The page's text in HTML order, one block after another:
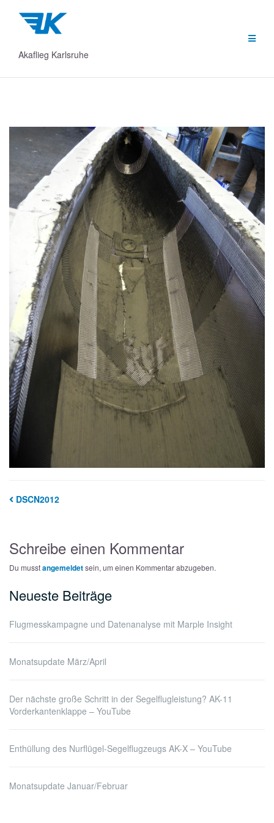
Inhalt
springen
Akaflieg Karlsruhe
DSCN2012
Schreibe einen Kommentar
Du musstangemeldetsein, um einen Kommentar abzugeben.
Neueste Beiträge
Flugmesskampagne und Datenanalyse mit Marple Insight
Monatsupdate März/April
Der nächste große Schritt in der Segelflugleistung? AK-11
Vorderkantenklappe – YouTube
Enthüllung des Nurflügel-Segelflugzeugs AK-X – YouTube
Monatsupdate Januar/Februar